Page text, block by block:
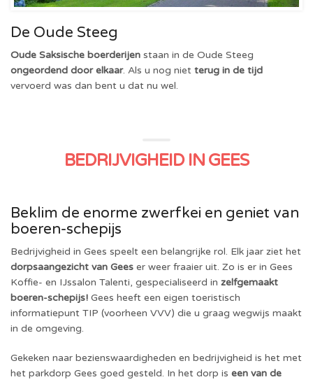
De Oude Steeg
Oude Saksische boerderijen staan in de Oude Steeg
ongeordend door elkaar. Als u nog niet terug in de tijd
vervoerd was dan bent u dat nu wel.
BEDRIJVIGHEID IN GEES
Beklim de enorme zwerfkei en geniet van
boeren-schepijs
Bedrijvigheid in Gees speelt een belangrijke rol. Elk jaar ziet het
dorpsaangezicht van Gees er weer fraaier uit. Zo is er in Gees
Koffie- en IJssalon Talenti, gespecialiseerd in zelfgemaakt
boeren-schepijs! Gees heeft een eigen toeristisch
informatiepunt TIP (voorheen VVV) die u graag wegwijs maakt
in de omgeving.
Gekeken naar bezienswaardigheden en bedrijvigheid is het met
het parkdorp Gees goed gesteld. In het dorp is een van de